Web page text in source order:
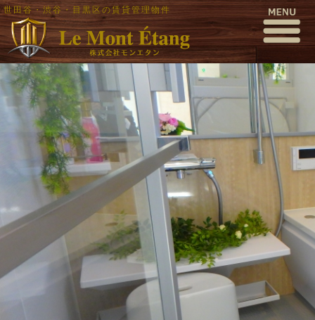
世田谷・渋谷・目黒区の賃貸管理物件
P1310009
公開日時: 2017年1月31日1000 × 563(P1310009 )
← 前へ 次へ →